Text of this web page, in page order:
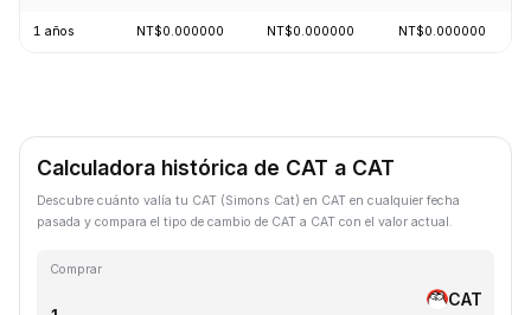
1 años NT$0.000000 NT$0.000000 NT$0.000000
Calculadora histórica de CAT a CAT
Descubre cuánto valía tu CAT (Simons Cat) en CAT en cualquier fecha
pasada y compara el tipo de cambio de CAT a CAT con el valor actual.
Comprar
CAT